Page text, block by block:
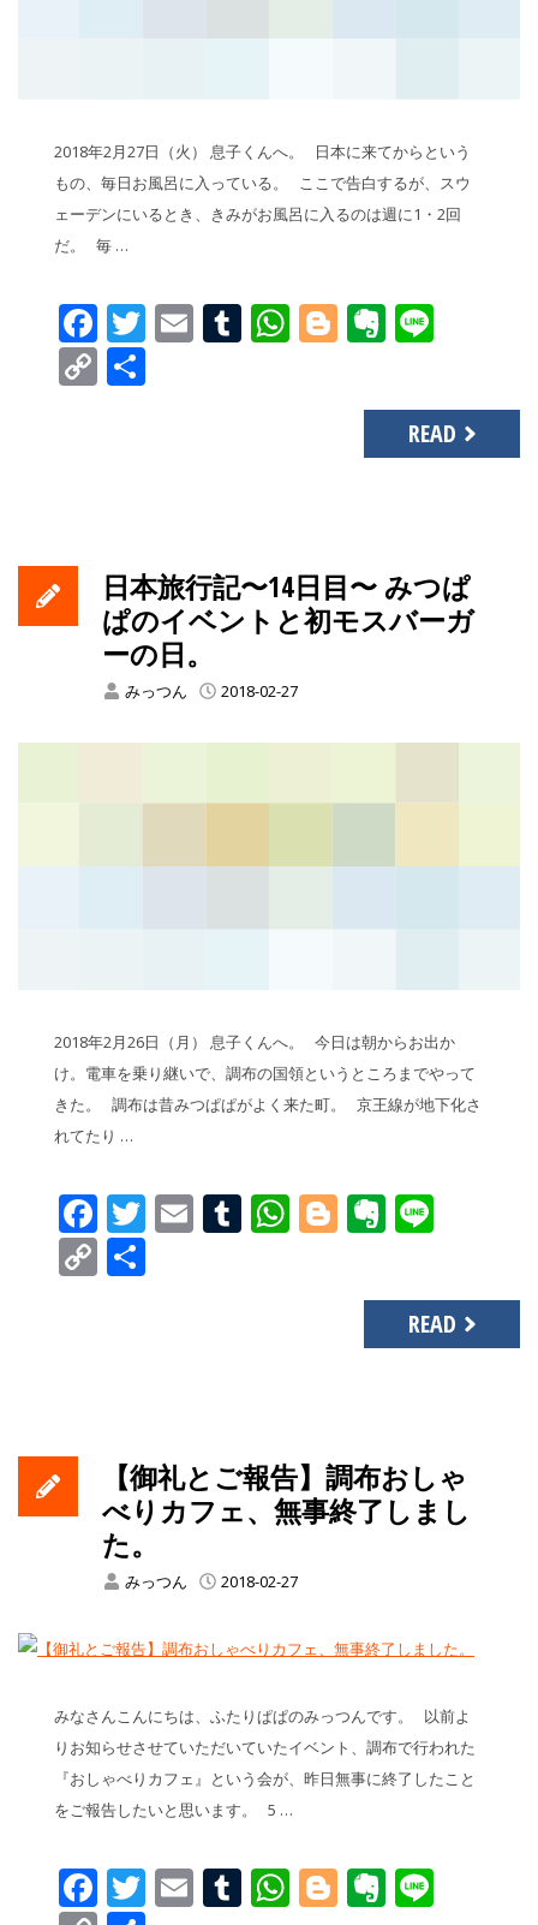
2018年2月27日（火） 息子くんへ。 日本に来てからという
もの、毎日お風呂に入っている。 ここで告白するが、スウ
ェーデンにいるとき、きみがお風呂に入るのは週に1・2回
だ。 毎 …
Facebook
Twitter
EmailTumblr
WhatsApp
Blogger
Copy
Link
READ
日本旅行記〜14日目〜 みつぱ
ぱのイベントと初モスバーガ
ーの日。
みっつん 2018-02-27
2018年2月26日（月） 息子くんへ。 今日は朝からお出か
け。電車を乗り継いで、調布の国領というところまでやって
きた。 調布は昔みつぱぱがよく来た町。 京王線が地下化さ
れてたり …
Facebook
Twitter
EmailTumblr
WhatsApp
Blogger
Copy
READ
【御礼とご報告】調布おしゃ
べりカフェ、無事終了しまし
た。
みっつん 2018-02-27
みなさんこんにちは、ふたりぱぱのみっつんです。 以前よ
りお知らせさせていただいていたイベント、調布で行われた
『おしゃべりカフェ』という会が、昨日無事に終了したこと
をご報告したいと思います。 5 …
Facebook
Twitter
EmailTumblr
WhatsApp
Blogger